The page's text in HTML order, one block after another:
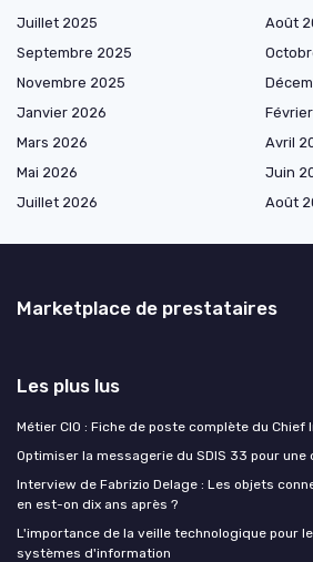
Juillet 2025
Août
Septembre 2025
Novembre 2025
Janvier 2026
Mars 2026
Avril
Mai 2026
Juin
Juillet 2026
Août
Marketplace de prestataires
Les plus lus
Métier CIO : Fiche de poste complète du Chief
Optimiser la messagerie du SDIS 33 pour
Interview de Fabrizio Delage : Les objets
en est-on dix ans après ?
L'importance de la veille technologique pour
systèmes d'information